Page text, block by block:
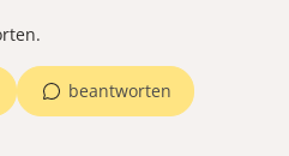
beantworten